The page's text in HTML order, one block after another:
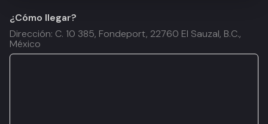
¿Cómo llegar?
Dirección: C. 10 385, Fondeport, 22760 El Sauzal, B.C.,
México